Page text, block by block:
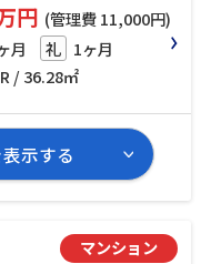
円 (管理費 11,000円)
月 礼 1ヶ月
/ 36.28㎡
示する
マンション